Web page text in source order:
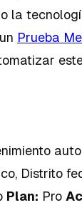
la
Prueba
Distrito
Plan: Pro